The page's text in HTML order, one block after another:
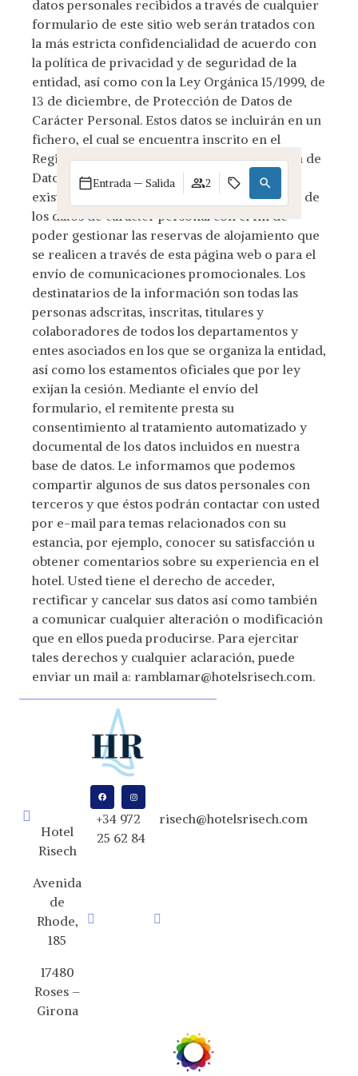
Entrada — Salida 2
datos personales recibidos a través de cualquier
formulario de este sitio web serán tratados con
la más estricta confidencialidad de acuerdo con
la política de privacidad y de seguridad de la
entidad, así como con la Ley Orgánica 15/1999, de
13 de diciembre, de Protección de Datos de
Carácter Personal. Estos datos se incluirán en un
fichero, el cual se encuentra inscrito en el
Registro General de la Agencia de Protección de
Datos. La finalidad principal de su creación,
existencia y mantenimiento es el tratamiento de
los datos de carácter personal con el fin de
poder gestionar las reservas de alojamiento que
se realicen a través de esta página web o para el
envío de comunicaciones promocionales. Los
destinatarios de la información son todas las
personas adscritas, inscritas, titulares y
colaboradores de todos los departamentos y
entes asociados en los que se organiza la entidad,
así como los estamentos oficiales que por ley
exijan la cesión. Mediante el envío del
formulario, el remitente presta su
consentimiento al tratamiento automatizado y
documental de los datos incluidos en nuestra
base de datos. Le informamos que podemos
compartir algunos de sus datos personales con
terceros y que éstos podrán contactar con usted
por e-mail para temas relacionados con su
estancia, por ejemplo, conocer su satisfacción u
obtener comentarios sobre su experiencia en el
hotel. Usted tiene el derecho de acceder,
rectificar y cancelar sus datos así como también
a comunicar cualquier alteración o modificación
que en ellos pueda producirse. Para ejercitar
tales derechos y cualquier aclaración, puede
enviar un mail a: ramblamar@hotelsrisech.com.
Hotel
Risech
Avenida
de
Rhode,
185
17480
Roses –
Girona
+34 972
25 62 84
risech@hotelsrisech.com